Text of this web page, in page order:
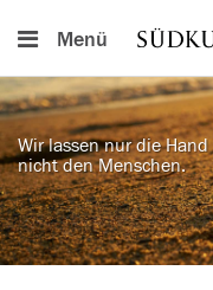
Menü
Wir lassen nur die Hand
nicht den Menschen.